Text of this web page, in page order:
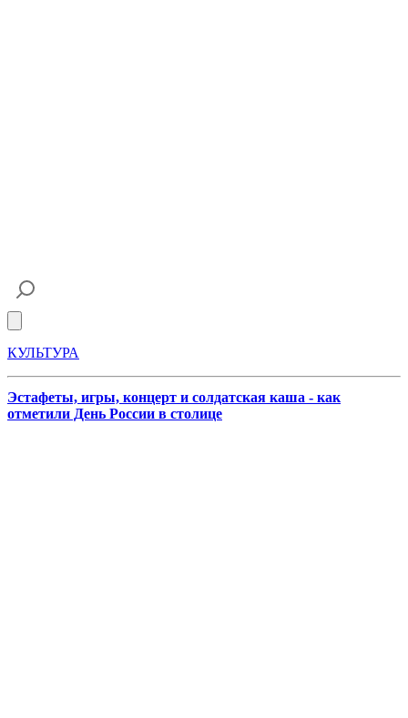
КУЛЬТУРА
Эстафеты, игры, концерт и солдатская каша - как
отметили День России в столице